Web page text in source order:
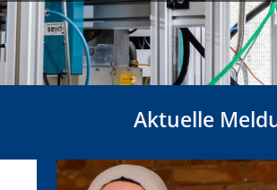
Aktuelle